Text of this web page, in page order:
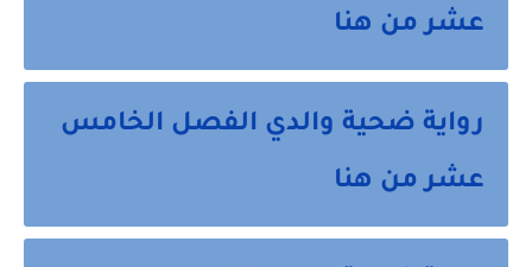
عشر من هنا
رواية ضحية والدي الفصل الخامس
عشر من هنا